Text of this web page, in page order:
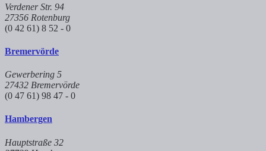
Verdener Str. 94
27356 Rotenburg
(0 42 61) 8 52 - 0
Bremervörde
Gewerbering 5
27432 Bremervörde
(0 47 61) 98 47 - 0
Hambergen
Hauptstraße 32